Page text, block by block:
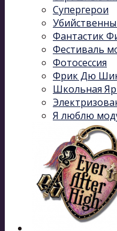
Супергерои
Фантастик
Фестиваль
Фотосессия
Фрик Дю
Школьная
Я люблю